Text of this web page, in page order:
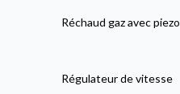
Réchaud gaz avec piezo
Régulateur de vitesse